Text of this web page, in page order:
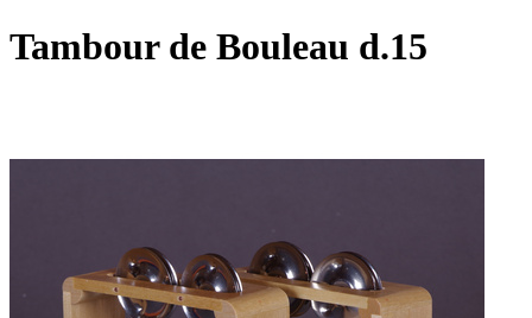
Tambour de Bouleau d.15